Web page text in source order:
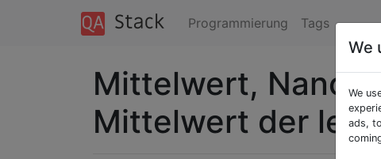
Programmierung Tags
Mittelwert,
Mittelwert der
We
We
ads,